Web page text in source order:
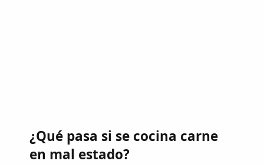
¿Qué pasa si se cocina carne
en mal estado?